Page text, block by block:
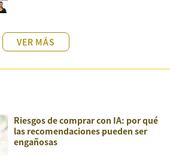
VER MÁS
Riesgos de comprar con IA: por qué
las recomendaciones pueden ser
engañosas